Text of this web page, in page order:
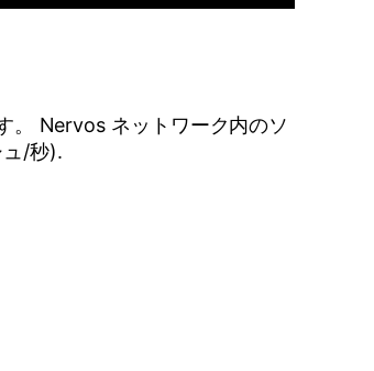
。 Nervos ネットワーク内のソ
/秒).